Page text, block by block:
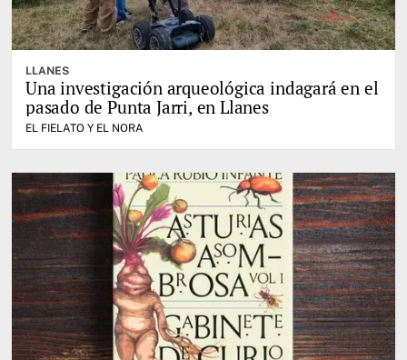
LLANES
Una investigación arqueológica indagará en el
pasado de Punta Jarri, en Llanes
EL FIELATO Y EL NORA